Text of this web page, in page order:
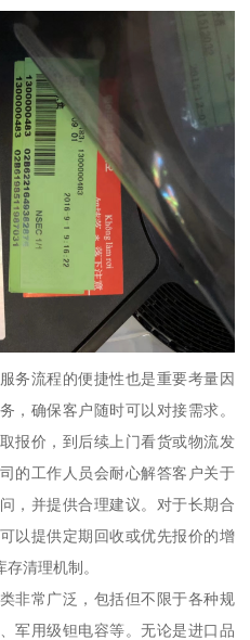
务流程的便捷性也是重要考量因
，确保客户随时可以对接需求。
报价，到后续上门看货或物流发
的工作人员会耐心解答客户关于
，并提供合理建议。对于长期合
以提供定期回收或优先报价的增
清理机制。
非常广泛，包括但不限于各种规
军用级钽电容等。无论是进口品